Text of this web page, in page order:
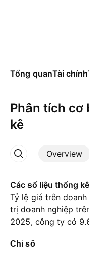
Tổng quanTài chính
Phân tích cơ
kê
Overview
More
Các số liệu thống
Tỷ lệ giá trên
trị doanh nghiệp
2025, công ty có
Chỉ số